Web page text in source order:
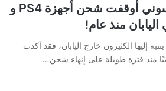
نهاية حقبة: سوني أوقفت شحن أجهزة PS4 و
إليها الكثيرون خارج اليابان، فقد أكدت
منذ فترة طويلة على إنهاء شحن…